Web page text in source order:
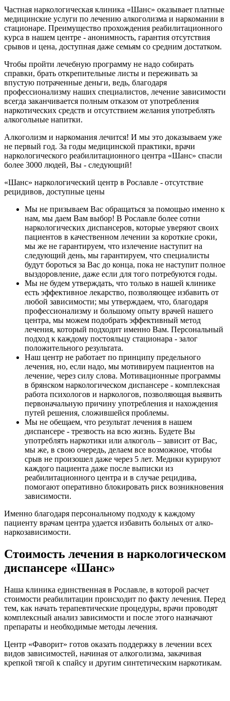
Частная наркологическая клиника «Шанс» оказывает платные
медицинские услуги по лечению алкоголизма и наркомании в
стационаре. Преимущество прохождения реабилитационного
курса в нашем центре ‑ анонимность, гарантия отсутствия
срывов и цена, доступная даже семьям со средним достатком.
Чтобы пройти лечебную программу не надо собирать
справки, брать открепительные листы и переживать за
впустую потраченные деньги, ведь, благодаря
профессионализму наших специалистов, лечение зависимости
всегда заканчивается полным отказом от употребления
наркотических средств и отсутствием желания употреблять
алкогольные напитки.
Алкоголизм и наркомания лечится! И мы это доказываем уже
не первый год. За годы медицинской практики, врачи
наркологического реабилитационного центра «Шанс» спасли
более 3000 людей, Вы ‑ следующий!
«Шанс» наркологический центр в Рославле ‑ отсутствие
рецидивов, доступные цены
Мы не призываем Вас обращаться за помощью именно к
нам, мы даем Вам выбор! В Рославле более сотни
наркологических диспансеров, которые уверяют своих
пациентов в качественном лечении за короткие сроки,
мы же не гарантируем, что излечение наступит на
следующий день, мы гарантируем, что специалисты
будут бороться за Вас до конца, пока не наступит полное
выздоровление, даже если для того потребуются годы.
Мы не будем утверждать, что только в нашей клинике
есть эффективное лекарство, позволяющее избавить от
любой зависимости; мы утверждаем, что, благодаря
профессионализму и большому опыту врачей нашего
центра, мы можем подобрать эффективный метод
лечения, который подходит именно Вам. Персональный
подход к каждому постояльцу стационара ‑ залог
положительного результата.
Наш центр не работает по принципу предельного
лечения, но, если надо, мы мотивируем пациентов на
лечение, через силу слова. Мотивационные программы
в брянском наркологическом диспансере ‑ комплексная
работа психологов и наркологов, позволяющая выявить
первоначальную причину употребления и нахождения
путей решения, сложившейся проблемы.
Мы не обещаем, что результат лечения в нашем
диспансере ‑ трезвость на всю жизнь. Будете Вы
употреблять наркотики или алкоголь – зависит от Вас,
мы же, в свою очередь, делаем все возможное, чтобы
срыв не произошел даже через 5 лет. Медики курируют
каждого пациента даже после выписки из
реабилитационного центра и в случае рецидива,
помогают оперативно блокировать риск возникновения
зависимости.
Именно благодаря персональному подходу к каждому
пациенту врачам центра удается избавить больных от алко-
наркозависимости.
Стоимость лечения в наркологическом
диспансере «Шанс»
Наша клиника единственная в Рославле, в которой расчет
стоимости реабилитации происходит по факту лечения. Перед
тем, как начать терапевтические процедуры, врачи проводят
комплексный анализ зависимости и после этого назначают
препараты и необходимые методы лечения.
Центр «Фаворит» готов оказать поддержку в лечении всех
видов зависимостей, начиная от алкоголизма, закачивая
крепкой тягой к спайсу и другим синтетическим наркотикам.